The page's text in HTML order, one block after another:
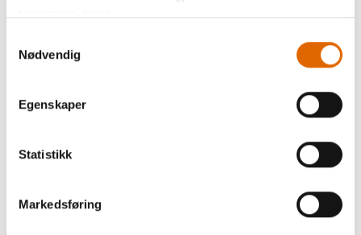
tjenestene deres.
Nødvendig
Egenskaper
Statistikk
Markedsføring
Bare Janome symaskiner har dette
feeding system
? som transporterer
med nål og undertråd. Den 5-7-
transportøren arbeider med en ffat
transportørmekanisme som holder